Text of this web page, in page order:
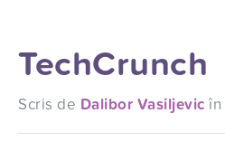
TechCrunch
Scris de Dalibor Vasiljevic în